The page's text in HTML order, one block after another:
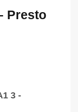
Presto
3 -